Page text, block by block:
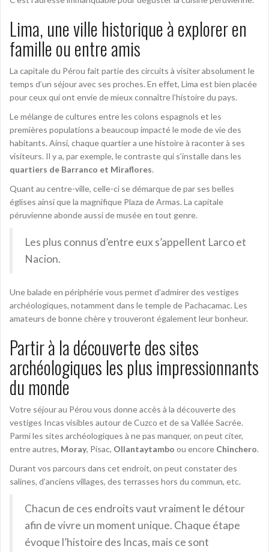
Lima, une ville historique à explorer en
famille ou entre amis
La capitale du Pérou fait partie des circuits à visiter absolument le
temps d’un séjour avec ses proches. En effet, Lima est bien placée
pour ceux qui ont envie de mieux connaître l’histoire du pays.
Le mélange de cultures entre les colons espagnols et les
premières populations a beaucoup impacté le mode de vie des
habitants. Ainsi, chaque quartier a une histoire à raconter à ses
visiteurs. Il y a, par exemple, le contraste qui s’installe dans les
quartiers de Barranco et Miraflores.
Quant au centre-ville, celle-ci se démarque de par ses belles
églises ainsi que la magnifique Plaza de Armas. La capitale
péruvienne abonde aussi de musée en tout genre.
Les plus connus d’entre eux s’appellent Larco et
Nacion.
Une balade en périphérie vous permet d’admirer des vestiges
archéologiques, notamment dans le temple de Pachacamac. Les
amateurs de bonne chère y trouveront également leur bonheur.
Partir à la découverte des sites
archéologiques les plus impressionnants
du monde
Votre séjour au Pérou vous donne accès à la découverte des
vestiges Incas visibles autour de Cuzco et de sa Vallée Sacrée.
Parmi les sites archéologiques à ne pas manquer, on peut citer,
entre autres, Moray, Pisac, Ollantaytambo ou encore Chinchero.
Durant vos parcours dans cet endroit, on peut constater des
salines, d’anciens villages, des terrasses hors du commun, etc.
Chacun de ces endroits vaut vraiment le détour
afin de vivre un moment unique. Chaque étape
évoque l’histoire des Incas, mais ce sont